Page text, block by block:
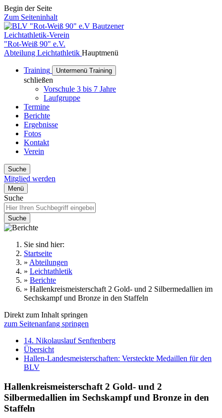
Begin der Seite
Zum Seiteninhalt
Bautzener
Leichtathletik-Verein
"Rot-Weiß 90" e.V.
Abteilung Leichtathletik Hauptmenü
Training Untermenü Training
schließen
Vorschule 3 bis 7 Jahre
Laufgruppe
Termine
Berichte
Ergebnisse
Fotos
Kontakt
Verein
Suche
Mitglied werden
Menü
Suche
Suche
Sie sind hier:
Startseite
» Abteilungen
» Leichtathletik
» Berichte
» Hallenkreismeisterschaft 2 Gold- und 2 Silbermedallien im
Sechskampf und Bronze in den Staffeln
Direkt zum Inhalt springen
zum Seitenanfang springen
14. Nikolauslauf Senftenberg
Übersicht
Hallen-Landesmeisterschaften: Versteckte Medaillen für den
BLV
Hallenkreismeisterschaft 2 Gold- und 2
Silbermedallien im Sechskampf und Bronze in den
Staffeln